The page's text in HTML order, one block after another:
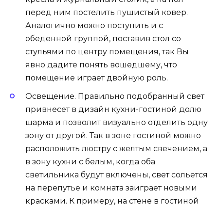
перед ним постелить пушистый ковер.
Аналогично можно поступить и с
обеденной группой, поставив стол со
стульями по центру помещения, так Вы
явно дадите понять вошедшему, что
помещение играет двойную роль.
Освещение. Правильно подобранный свет
привнесет в дизайн кухни-гостиной долю
шарма и позволит визуально отделить одну
зону от другой. Так в зоне гостиной можно
расположить люстру с желтым свечением, а
в зону кухни с белым, когда оба
светильника будут включены, свет сольется
на перепутье и комната заиграет новыми
красками. К примеру, на стене в гостиной